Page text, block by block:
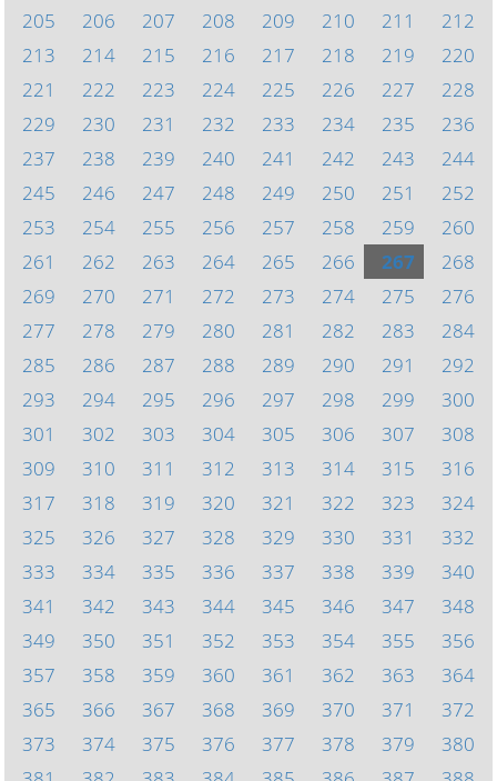
205
206 207 208 209 210 211
212
213
214 215 216 217 218 219
220
221
222 223 224 225 226 227
228
229
230 231 232 233 234 235
236
237
238 239 240 241 242 243
244
245
246 247 248 249 250 251
252
253
254 255 256 257 258 259
260
261
262 263 264 265 266 267
268
269
270 271 272 273 274 275
276
277
278 279 280 281 282 283
284
285
286 287 288 289 290 291
292
293
294 295 296 297 298 299
300
301
302 303 304 305 306 307
308
309
310 311 312 313 314 315
316
317
318 319 320 321 322 323
324
325
326 327 328 329 330 331
332
333
334 335 336 337 338 339
340
341
342 343 344 345 346 347
348
349
350 351 352 353 354 355
356
357
358 359 360 361 362 363
364
365
366 367 368 369 370 371
372
373
374 375 376 377 378 379
380